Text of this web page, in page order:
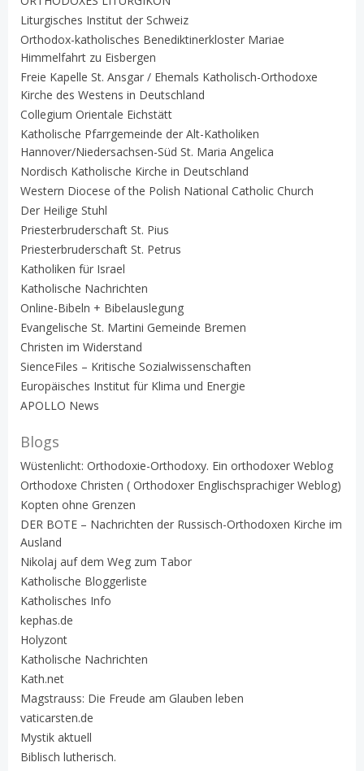
Liturgisches Institut der Schweiz
Orthodox-katholisches Benediktinerkloster Mariae
Himmelfahrt zu Eisbergen
Freie Kapelle St. Ansgar / Ehemals Katholisch-Orthodoxe
Kirche des Westens in Deutschland
Collegium Orientale Eichstätt
Katholische Pfarrgemeinde der Alt-Katholiken
Hannover/Niedersachsen-Süd St. Maria Angelica
Nordisch Katholische Kirche in Deutschland
Western Diocese of the Polish National Catholic Church
Der Heilige Stuhl
Priesterbruderschaft St. Pius
Priesterbruderschaft St. Petrus
Katholiken für Israel
Katholische Nachrichten
Online-Bibeln + Bibelauslegung
Evangelische St. Martini Gemeinde Bremen
Christen im Widerstand
SienceFiles – Kritische Sozialwissenschaften
Europäisches Institut für Klima und Energie
APOLLO News
Blogs
Wüstenlicht: Orthodoxie-Orthodoxy. Ein orthodoxer Weblog
Orthodoxe Christen ( Orthodoxer Englischsprachiger Weblog)
Kopten ohne Grenzen
DER BOTE – Nachrichten der Russisch-Orthodoxen Kirche im
Ausland
Nikolaj auf dem Weg zum Tabor
Katholische Bloggerliste
Katholisches Info
kephas.de
Holyzont
Katholische Nachrichten
Kath.net
Magstrauss: Die Freude am Glauben leben
vaticarsten.de
Mystik aktuell
Biblisch lutherisch.